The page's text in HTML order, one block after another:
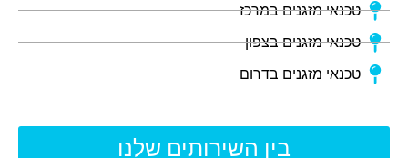
טכנאי מזגנים במרכז
טכנאי מזגנים בצפון
טכנאי מזגנים בדרום
בין השירותים שלנו